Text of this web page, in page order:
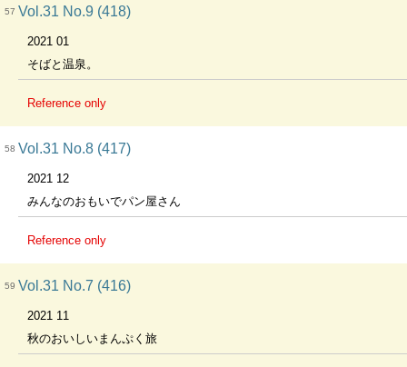
57 Vol.31 No.9 (418)
2021 01
そばと温泉。
Reference only
58 Vol.31 No.8 (417)
2021 12
みんなのおもいでパン屋さん
Reference only
59 Vol.31 No.7 (416)
2021 11
秋のおいしいまんぷく旅